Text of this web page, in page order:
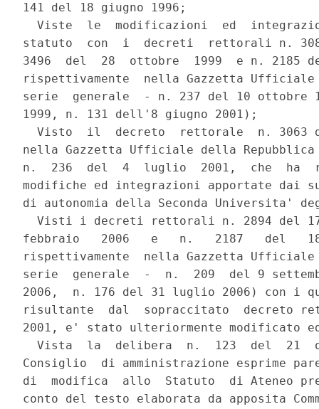
141 del 18 giugno 1996;
Viste  le  modificazioni  ed
statuto  con  i  decreti  rettorali n.
3496  del  28  ottobre  1999  e n. 2185
rispettivamente  nella Gazzetta
serie  generale  - n. 237 del 10 ottobre
1999, n. 131 dell'8 giugno 2001);
Visto  il  decreto  rettorale  n. 3063
nella Gazzetta Ufficiale della
n.  236  del  4  luglio  2001,  che  ha
modifiche ed integrazioni apportate
di autonomia della Seconda Universita'
Visti i decreti rettorali n. 2894 del
febbraio   2006   e   n.   2187   del
rispettivamente  nella Gazzetta
serie  generale  -  n.  209  del 9
2006,  n. 176 del 31 luglio 2006) con
risultante  dal  sopraccitato  decreto
2001, e' stato ulteriormente modificato
Vista  la  delibera  n.  123  del  21
Consiglio  di amministrazione esprime
di  modifica  allo  Statuto  di Ateneo
conto del testo elaborata da apposita